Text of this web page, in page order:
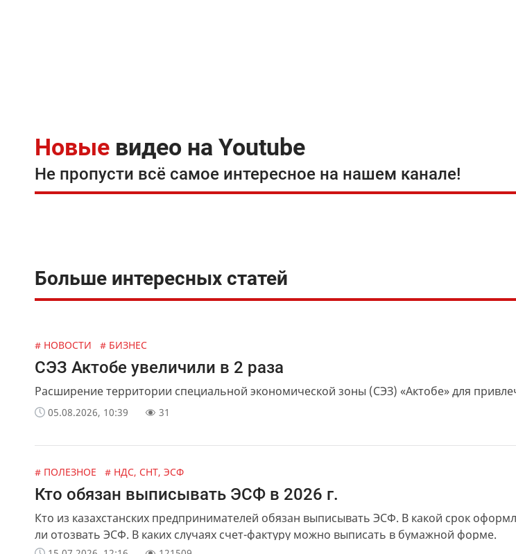
Новые видео на Youtube
Не пропусти всё самое интересное на нашем канале!
Больше интересных статей
# НОВОСТИ # БИЗНЕС
СЭЗ Актобе увеличили в 2 раза
Расширение территории специальной экономической зоны (СЭЗ) «Актобе» для
05.08.2026, 10:39 31
# ПОЛЕЗНОЕ # НДС, СНТ, ЭСФ
Кто обязан выписывать ЭСФ в 2026 г.
Кто из казахстанских предпринимателей обязан выписывать ЭСФ. В какой срок
ли отозвать ЭСФ. В каких случаях счет-фактуру можно выписать в бумажной форме.